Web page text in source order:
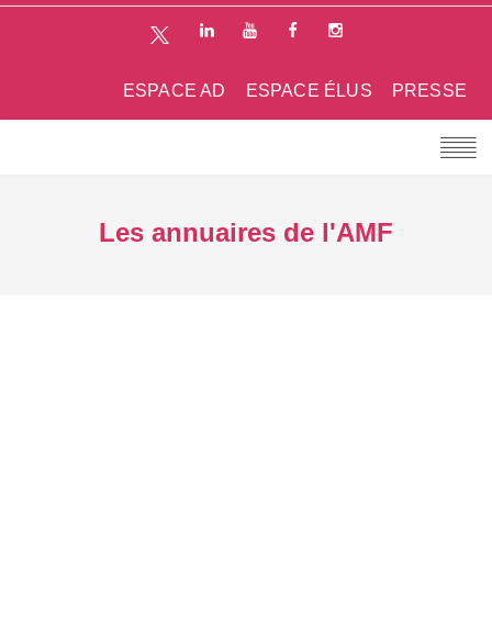
PRESSE
ESPACE ÉLUS
ESPACE AD
Les annuaires de l'AMF